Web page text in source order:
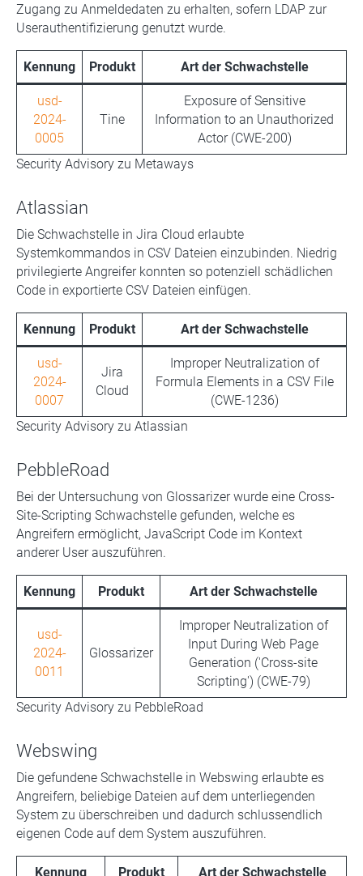
Zugang zu Anmeldedaten zu erhalten, sofern LDAP zur
Userauthentifizierung genutzt wurde.
Kennung Produkt Art der Schwachstelle
usd-
2024-
0005
Tine
Exposure of Sensitive
Information to an Unauthorized
Actor (CWE-200)
Security Advisory zu Metaways
Atlassian
Die Schwachstelle in Jira Cloud erlaubte
Systemkommandos in CSV Dateien einzubinden. Niedrig
privilegierte Angreifer konnten so potenziell schädlichen
Code in exportierte CSV Dateien einfügen.
Kennung Produkt Art der Schwachstelle
usd-
2024-
0007
Jira
Cloud
Improper Neutralization of
Formula Elements in a CSV File
(CWE-1236)
Security Advisory zu Atlassian
PebbleRoad
Bei der Untersuchung von Glossarizer wurde eine Cross-
Site-Scripting Schwachstelle gefunden, welche es
Angreifern ermöglicht, JavaScript Code im Kontext
anderer User auszuführen.
Kennung Produkt Art der Schwachstelle
usd-
2024-
0011
Glossarizer
Improper Neutralization of
Input During Web Page
Generation ('Cross-site
Scripting') (CWE-79)
Security Advisory zu PebbleRoad
Webswing
Die gefundene Schwachstelle in Webswing erlaubte es
Angreifern, beliebige Dateien auf dem unterliegenden
System zu überschreiben und dadurch schlussendlich
eigenen Code auf dem System auszuführen.
Kennung Produkt Art der Schwachstelle